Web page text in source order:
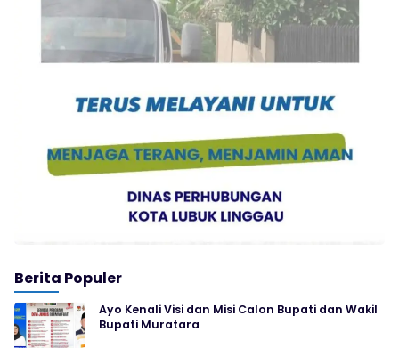
Berita Populer
Ayo Kenali Visi dan Misi Calon Bupati dan Wakil
Bupati Muratara